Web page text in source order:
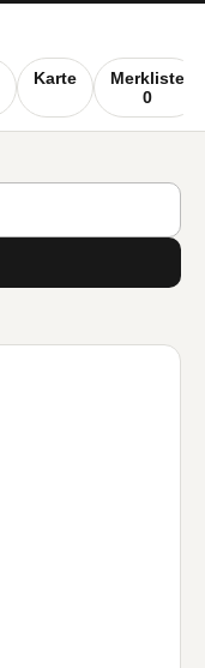
Karte
Merkliste
0